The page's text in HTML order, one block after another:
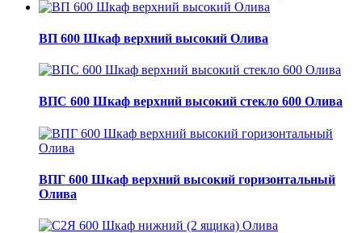
ВП 600 Шкаф верхний высокий Олива
ВПС 600 Шкаф верхний высокий стекло 600 Олива
ВПГ 600 Шкаф верхний высокий горизонтальный
Олива